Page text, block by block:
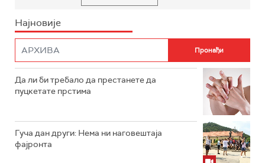
Најновије
Да ли би требало да престанете да
пуцкетате прстима
Гуча дан други: Нема ни наговештаја
фајронта